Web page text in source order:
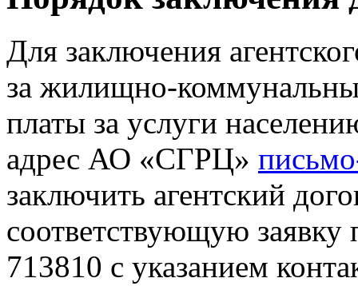
Для заключения
за жилищно-
платы за услуги
адрес АО «СГРЦ»
заключить агентский
соответствующую
713810 с указанием